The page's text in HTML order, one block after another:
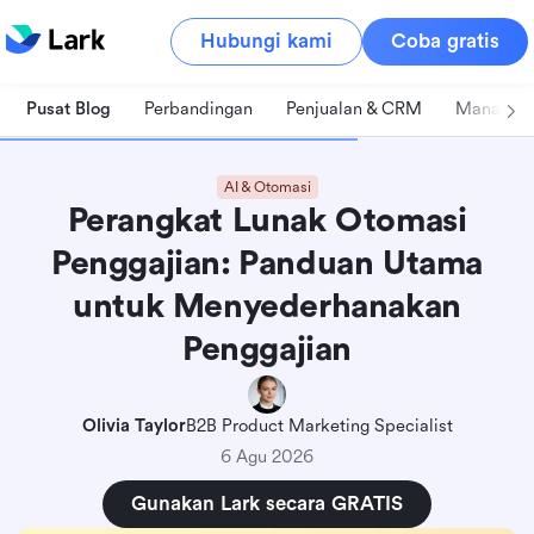
Hubungi kami Coba gratis
Pusat Blog Perbandingan Penjualan & CRM
AI & Otomasi
Perangkat Lunak Otomasi
Penggajian: Panduan Utama
untuk Menyederhanakan
Penggajian
Olivia TaylorB2B Product Marketing Specialist
6 Agu 2026
Gunakan Lark secara GRATIS